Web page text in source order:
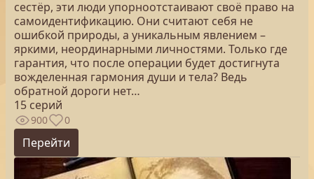
сестёр, эти люди упорноотстаивают своё право на
самоидентификацию. Они считают себя не
ошибкой природы, а уникальным явлением –
яркими, неординарными личностями. Только где
гарантия, что после операции будет достигнута
вожделенная гармония души и тела? Ведь
обратной дороги нет…
15 серий
900 0
Перейти